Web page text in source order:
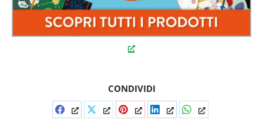
CONDIVIDI
CondividiCondividiCondividiCondividiCondividi